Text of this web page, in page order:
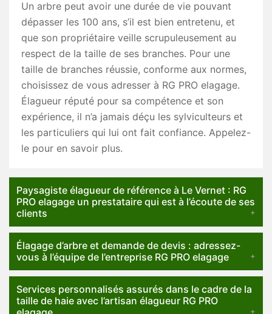
Un arbre peut avoir une durée de vie pouvant
dépasser les 100 ans, s’il est bien entretenu, et
que son propriétaire veille scrupuleusement au
respect de la taille de ses branches. Pour une
taille de branches réussie, conforme aux normes,
choisissez de vous adresser à RG PRO elagage.
Élagueur réputé pour sa compétence et son
expérience, il n’a jamais déçu les sylviculteurs et
les particuliers qui lui ont fait confiance. Appelez-
le pour en savoir plus.
Paysagiste élagueur de référence à Le Vernet : RG
PRO elagage un prestataire qui est à l’écoute de ses
clients
Élagage d’arbre et demande de devis : adressez-
vous à l’équipe de l’entreprise RG PRO elagage
Services personnalisés assurés dans le cadre de la
taille de haie avec l’artisan élagueur RG PRO